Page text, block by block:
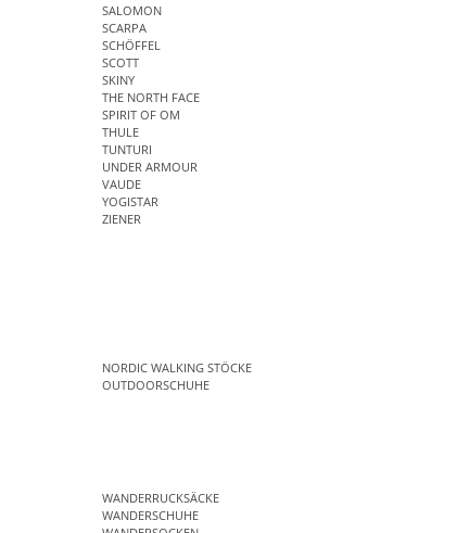
SALOMON
SCARPA
SCHÖFFEL
SCOTT
SKINY
THE NORTH FACE
SPIRIT OF OM
THULE
TUNTURI
UNDER ARMOUR
VAUDE
YOGISTAR
ZIENER
NORDIC WALKING STÖCKE
OUTDOORSCHUHE
WANDERRUCKSÄCKE
WANDERSCHUHE